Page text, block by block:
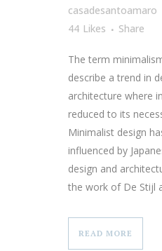
casadesantoamaro
44 Likes Share
The term
describe a trend in
architecture where
reduced to its
Minimalist design
influenced by
design and
the work of De Stijl
READ MORE